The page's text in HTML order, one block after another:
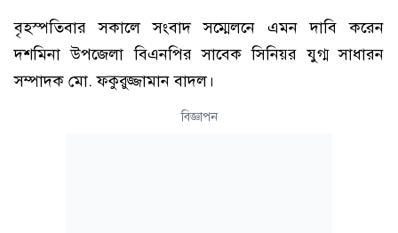
বৃহস্পতিবার সকালে সংবাদ সম্মেলনে এমন দাবি করেন
দশমিনা উপজেলা বিএনপির সাবেক সিনিয়র যুগ্ম সাধারন
সম্পাদক মো. ফকুরুজ্জামান বাদল।
বিজ্ঞাপন